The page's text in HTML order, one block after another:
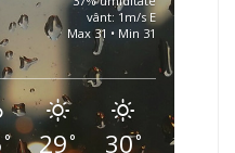
vânt: 1m/s E
Max 31 • Min 31
° 29° 30°